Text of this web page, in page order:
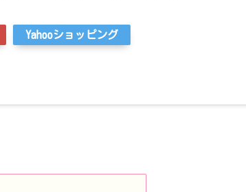
Yahooショッピング